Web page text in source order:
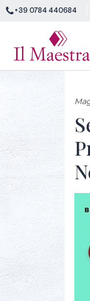
+39 0784 440684